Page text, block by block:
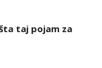
taj pojam za